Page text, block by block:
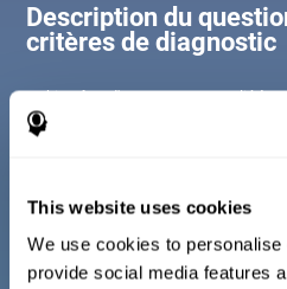
This website uses cookies
We use cookies to
provide social media features
Description du
critères de diagnostic
Le bien-être d'une personne est lié à
vie (bien-être social, bien-être
Pour pouvoir prétendre qu'une
Questionnaire pour les
de 7 à 17 ans